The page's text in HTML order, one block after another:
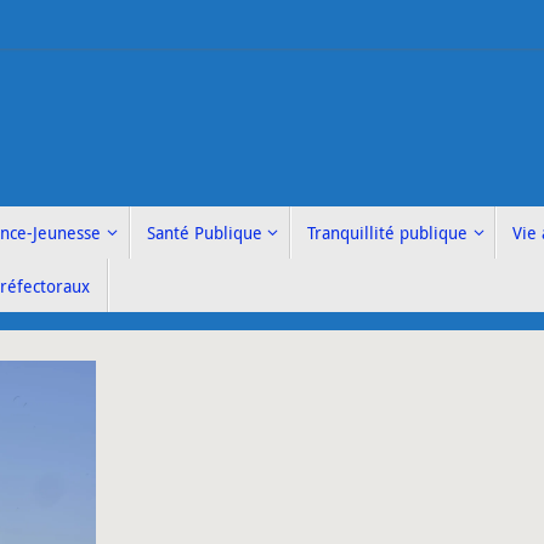
Jeunesse Santé Publique Tranquillité publique Vie